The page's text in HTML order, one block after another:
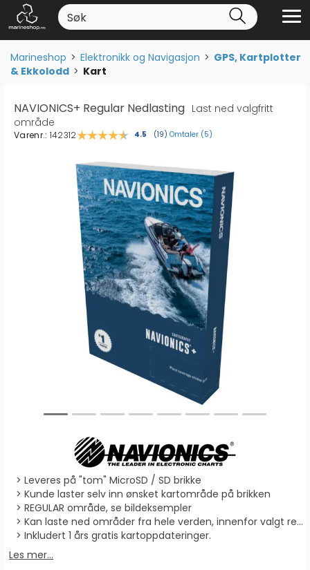
Marineshop>Elektronikk og Navigasjon>GPS, Kartplotter
& Ekkolodd>Kart
NAVIONICS+ Regular Nedlasting Last ned valgfritt
område
Varenr.: 142312 Gjennomsnittskarakter:
4.5 (stemmer:
19) Omtaler (5)
Leveres på "tom" MicroSD / SD brikke
Kunde laster selv inn ønsket kartområde på brikken
REGULAR område, se bildeksempler
Kan laste ned områder fra hele verden, innenfor valgt region
Inkludert 1 års gratis kartoppdateringer.
Les mer...